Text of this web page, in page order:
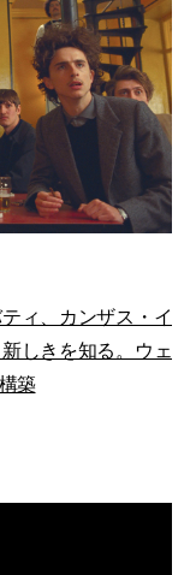
ィ、カンザス・イ
しきを知る。ウェ
築